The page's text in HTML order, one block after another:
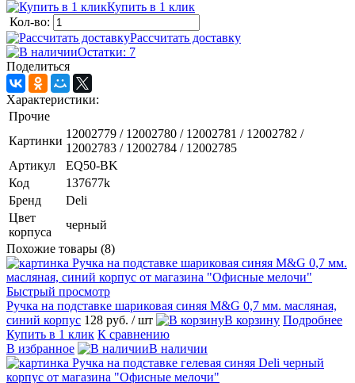
Купить в 1 клик
Кол-во:
Рассчитать доставку
Остатки: 7
Поделиться
Характеристики:
Прочие
Картинки
12002779 / 12002780 / 12002781 / 12002782 /
12002783 / 12002784 / 12002785
Артикул
EQ50-BK
Код
137677k
Бренд
Deli
Цвет
корпуса
черный
Похожие товары (8)
Быстрый просмотр
Ручка на подставке шариковая синяя M&G 0,7 мм. масляная,
синий корпус 128 руб. / шт В корзину Подробнее
Купить в 1 клик К сравнению
В избранное
В наличии